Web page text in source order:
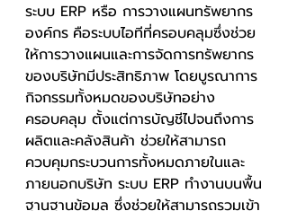
ระบบ ERP หรือ การวางแผนทรัพยากร
องค์กร คือระบบไอทีที่ครอบคลุมซึ่งช่วย
ให้การวางแผนและการจัดการทรัพยากร
ของบริษัทมีประสิทธิภาพ โดยบูรณาการ
กิจกรรมทั้งหมดของบริษัทอย่าง
ครอบคลุม ตั้งแต่การบัญชีไปจนถึงการ
ผลิตและคลังสินค้า ช่วยให้สามารถ
ควบคุมกระบวนการทั้งหมดภายในและ
ภายนอกบริษัท ระบบ ERP ทำงานบนพื้น
ฐานฐานข้อมูล ซึ่งช่วยให้สามารถรวมเข้า